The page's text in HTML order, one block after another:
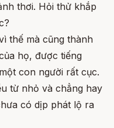
thơi. Hỏi thử khắp
thế mà cũng thành
họ, được tiếng
con người rất cục.
từ nhỏ và chẳng hay
có dịp phát lộ ra